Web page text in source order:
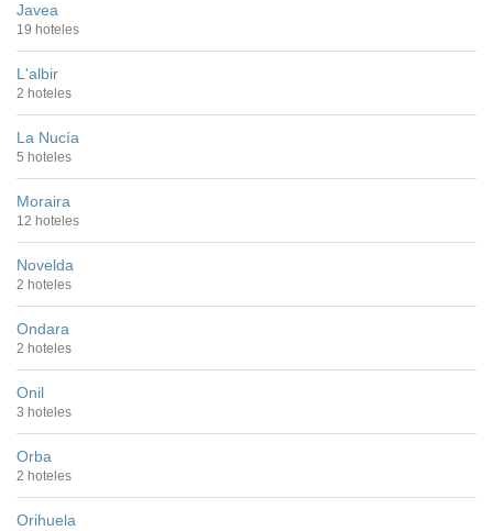
Javea
19 hoteles
L'albir
2 hoteles
La Nucía
5 hoteles
Moraira
12 hoteles
Novelda
2 hoteles
Ondara
2 hoteles
Onil
3 hoteles
Orba
2 hoteles
Orihuela